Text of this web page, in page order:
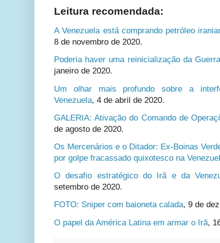
Leitura recomendada:
A Venezuela está comprando petróleo
8 de novembro de 2020.
Poderia haver uma reinicialização da
janeiro de 2020.
Um olhar mais profundo sobre a
Venezuela, 4 de abril de 2020.
GALERIA: Ativação do Comando de
de agosto de 2020.
Os Mercenários e o Ditador: Ex-Boinas
por golpe fracassado quixotesco na
O desafio estratégico do Irã e da
setembro de 2020.
FOTO: Sniper com baioneta calada, 9 de
O papel da América Latina em armar o Irã,